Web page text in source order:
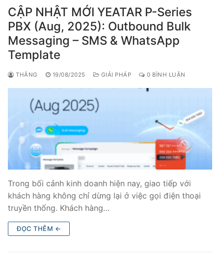
CẬP NHẬT MỚI YEATAR P-Series
PBX (Aug, 2025): Outbound Bulk
Messaging – SMS & WhatsApp
Template
THẮNG 19/08/2025 GIẢI PHÁP 0 BÌNH LUẬN
Trong bối cảnh kinh doanh hiện nay, giao tiếp với
khách hàng không chỉ dừng lại ở việc gọi điện thoại
truyền thống. Khách hàng…
ĐỌC THÊM ←